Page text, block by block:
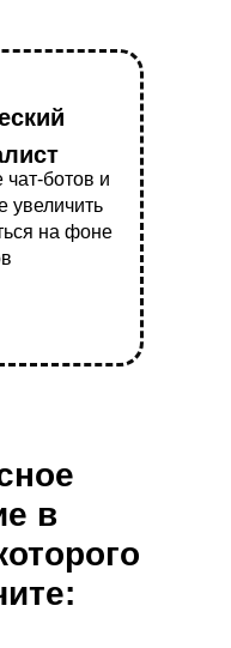
чат-ботов и
увеличить
на фоне
в